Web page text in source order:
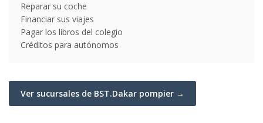
Reparar su coche
Financiar sus viajes
Pagar los libros del colegio
Créditos para autónomos
Ver sucursales de BST.Dakar pompier →